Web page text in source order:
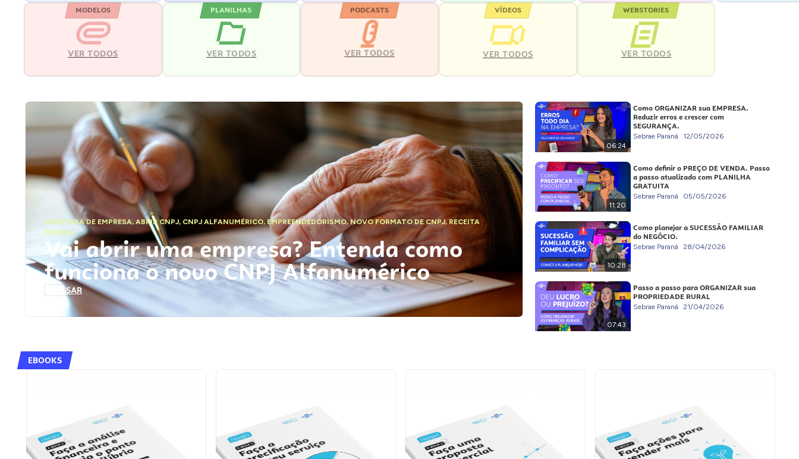
MODELOS
VER TODOS
PLANILHAS
VER TODOS
PODCASTS
VER TODOS
VÍDEOS
VER TODOS
WEBSTORIES
VER TODOS
ABERTURA DE EMPRESA,ABRIR CNPJ, CNPJ ALFANUMÉRICO, EMPREENDEDORISMO,NOVO FORMATO DE CNPJ,RECEITA
FEDERAL
Vai abrir uma empresa? Entenda como
funciona o novo CNPJ Alfanumérico
ACESSAR
06:24
Como ORGANIZAR sua EMPRESA.
Reduzir erros e crescer com
SEGURANÇA.
Sebrae Paraná 12/05/2026
11:20
Como definir o PREÇO DE VENDA. Passo
a passo atualizado com PLANILHA
GRATUITA
Sebrae Paraná 05/05/2026
10:28
Como planejar a SUCESSÃO FAMILIAR
do NEGÓCIO.
Sebrae Paraná 28/04/2026
07:43
Passo a passo para ORGANIZAR sua
PROPRIEDADE RURAL
Sebrae Paraná 21/04/2026
EBOOKS